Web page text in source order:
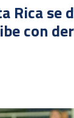
Rica se
con